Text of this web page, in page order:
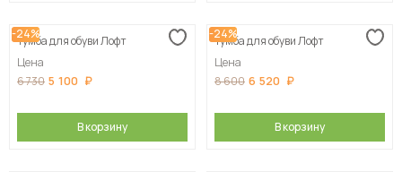
-24%
Тумба для обуви Лофт
Цена
6 730 5 100
В корзину
-24%
Тумба для обуви Лофт
Цена
8 600 6 520
В корзину